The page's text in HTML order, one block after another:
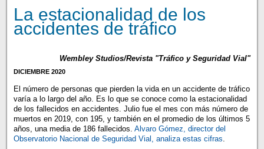
La estacionalidad de los
accidentes de tráfico
Wembley Studios/Revista "Tráfico y Seguridad Vial"
DICIEMBRE 2020
El número de personas que pierden la vida en un accidente de tráfico
varía a lo largo del año. Es lo que se conoce como la estacionalidad
de los fallecidos en accidentes. Julio fue el mes con más número de
muertos en 2019, con 195, y también en el promedio de los últimos 5
años, una media de 186 fallecidos. Alvaro Gómez, director del
Observatorio Nacional de Seguridad Vial, analiza estas cifras